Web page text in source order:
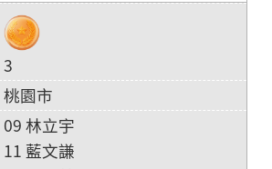
3
桃園市
09 林立宇
11 藍文謙